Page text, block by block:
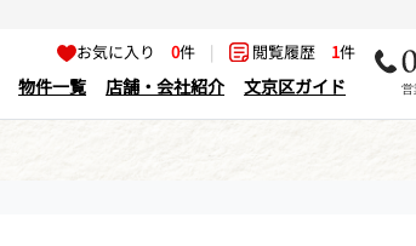
お気に入り0件 | 閲覧履歴 1件
物件一覧 店舗・会社紹介 文京区ガイド